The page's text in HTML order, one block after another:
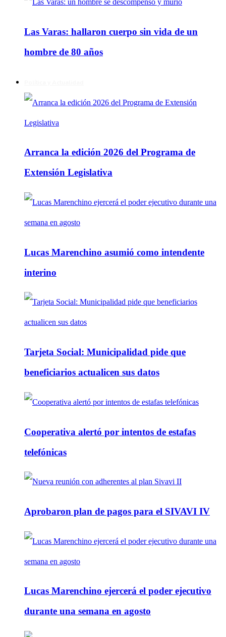
Las Varas: hallaron cuerpo sin vida de un
hombre de 80 años
Arranca la edición 2026 del Programa de
Extensión Legislativa
Lucas Marenchino asumió como intendente
interino
Tarjeta Social: Municipalidad pide que
beneficiarios actualicen sus datos
Cooperativa alertó por intentos de estafas
telefónicas
Aprobaron plan de pagos para el SIVAVI IV
Lucas Marenchino ejercerá el poder ejecutivo
durante una semana en agosto